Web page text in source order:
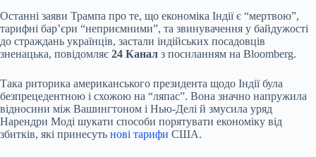
Останні заяви Трампа про те, що економіка Індії є “мертвою”,
тарифні бар’єри “неприємними”, та звинувачення у байдужості
до страждань українців, застали індійських посадовців
зненацька, повідомляє 24 Канал з посиланням на Bloomberg.
Така риторика американського президента щодо Індії була
безпрецедентною і схожою на “ляпас”. Вона значно напружила
відносини між Вашингтоном і Нью-Делі й змусила уряд
Нарендри Моді шукати способи порятувати економіку від
збитків, які принесуть нові тарифи США.